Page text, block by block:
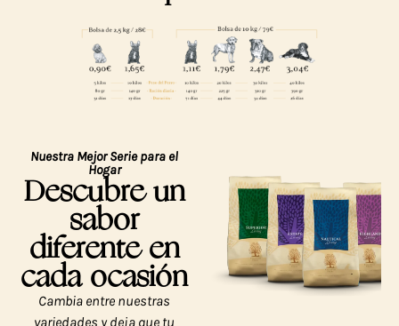
Nuestra Mejor Serie para el
Hogar
Descubre un
sabor
diferente en
cada ocasión
Cambia entre nuestras
variedades y deja que tu